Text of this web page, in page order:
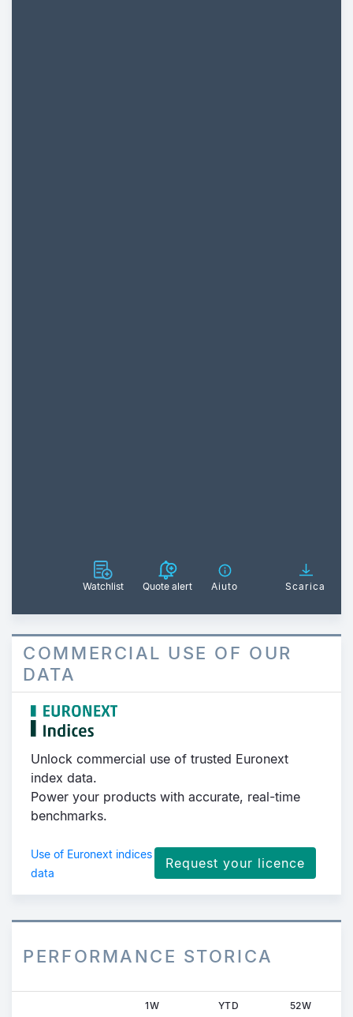
Watchlist Quote alert Aiuto Scarica
COMMERCIAL USE OF OUR
DATA
Unlock commercial use of trusted Euronext
index data.
Power your products with accurate, real-time
benchmarks.
Use of Euronext indices
data
Request your licence
PERFORMANCE STORICA
1W YTD 52W